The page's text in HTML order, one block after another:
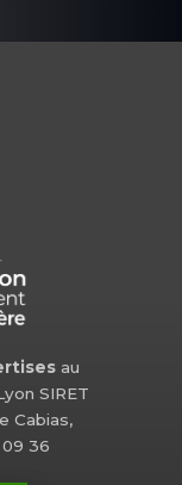
au
SIRET
Cabias,
09 36